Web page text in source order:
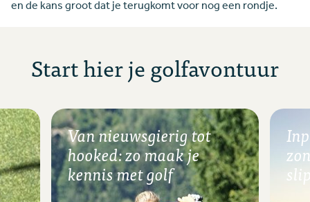
en de kans groot dat je terugkomt voor nog een rondje.
Start hier je golfavontuur
Van nieuwsgierig tot
hooked: zo maak je
kennis met golf